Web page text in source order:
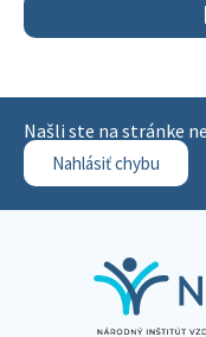
Našli ste na stránke
Nahlásiť chybu